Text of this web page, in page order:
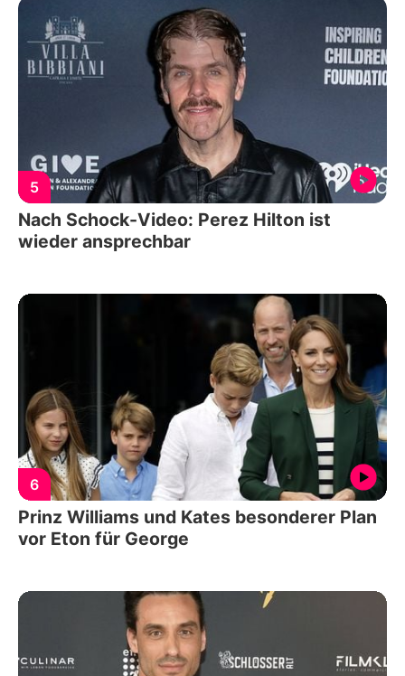
5
Nach Schock-Video: Perez Hilton ist
wieder ansprechbar
6
Prinz Williams und Kates besonderer Plan
vor Eton für George